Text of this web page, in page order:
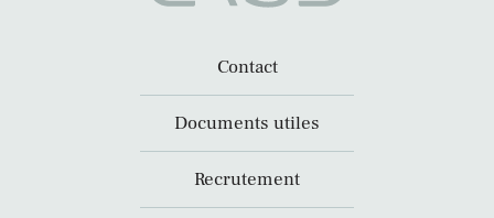
Contact
Documents utiles
Recrutement